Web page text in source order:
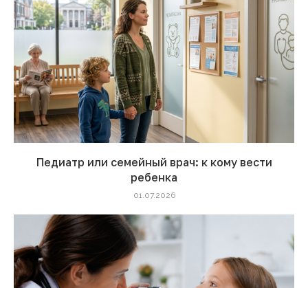
Педиатр или семейный врач: к кому вести
ребенка
01.07.2026